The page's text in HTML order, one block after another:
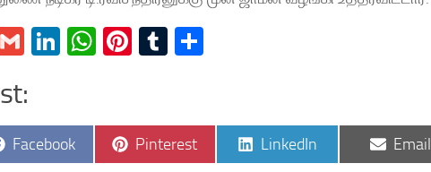
GmailLinkedIn
WhatsApp
Pinterest
Tumblr
Share
on
Facebook
Share
on
Pinterest
Share
on
LinkedIn
Share
on
Email